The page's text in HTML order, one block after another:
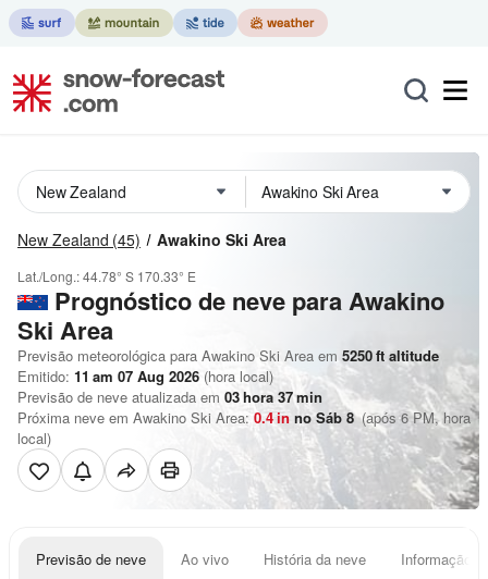
New Zealand (45) Awakino Ski Area
Lat./Long.:44.78° S 170.33° E
Prognóstico de neve para Awakino
Ski Area
Previsão meteorológica para Awakino Ski Area em 5250ft altitude
Emitido: 11 am 07 Aug 2026 (hora local)
Previsão de neve atualizada em 03hora 37min
Próxima neve em Awakino Ski Area: 0.4in no Sáb 8(após 6 PM, hora
local)
Previsão de neve Ao vivo História da neve Informação